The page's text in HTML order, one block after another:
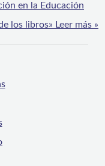
en la Educación
los libros» Leer más »